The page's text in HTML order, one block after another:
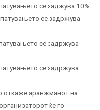
се заджува 10%
се задржува
се задржува
се задржува
откаже аранжманот на
ќе го